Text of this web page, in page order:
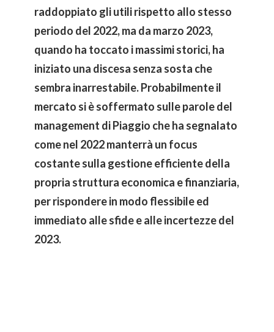
raddoppiato gli utili rispetto allo stesso
periodo del 2022, ma da marzo 2023,
quando ha toccato i massimi storici, ha
iniziato una discesa senza sosta che
sembra inarrestabile. Probabilmente il
mercato si è soffermato sulle parole del
management di Piaggio che ha segnalato
come nel 2022 manterrà un focus
costante sulla gestione efficiente della
propria struttura economica e finanziaria,
per rispondere in modo flessibile ed
immediato alle sfide e alle incertezze del
2023.